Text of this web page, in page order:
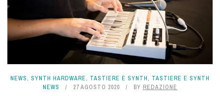
NEWS, SYNTH HARDWARE, TASTIERE E SYNTH, TASTIERE E SYNTH
NEWS
27 AGOSTO 2020 BY REDAZIONE